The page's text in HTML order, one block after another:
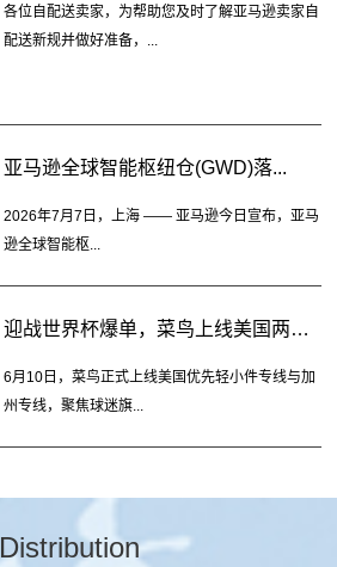
各位自配送卖家，为帮助您及时了解亚马逊卖家自
配送新规并做好准备，...
亚马逊全球智能枢纽仓(GWD)落...
2026年7月7日，上海 —— 亚马逊今日宣布，亚马
逊全球智能枢...
迎战世界杯爆单，菜鸟上线美国两大...
6月10日，菜鸟正式上线美国优先轻小件专线与加
州专线，聚焦球迷旗...
Distribution